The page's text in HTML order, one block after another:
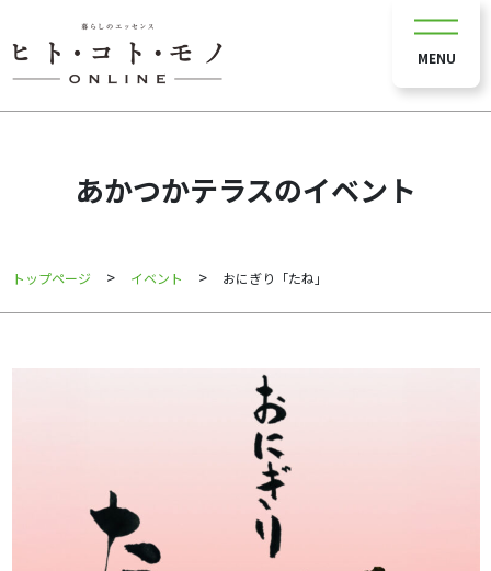
MENU
あかつかテラスのイベント
トップページ > イベント > おにぎり「たね」